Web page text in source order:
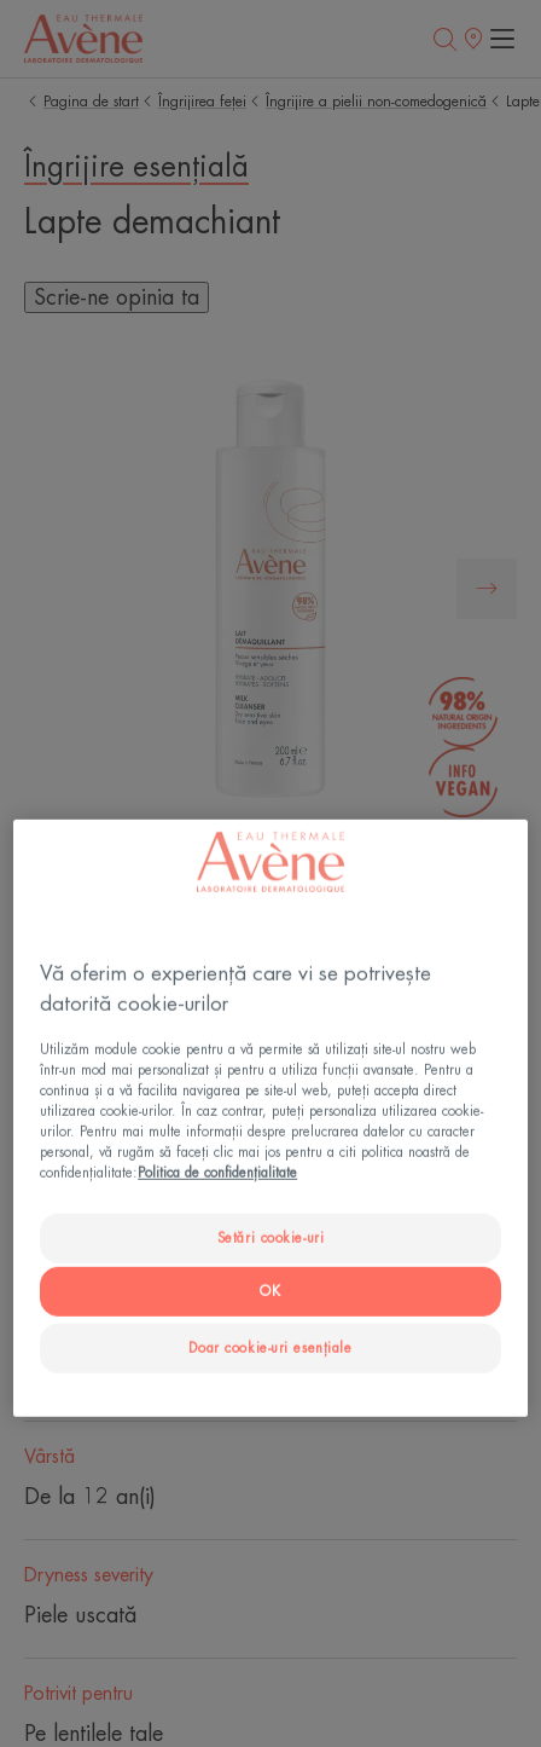
Retailerii
Pagina de start Îngrijirea feței Îngrijire a pielii non-comedogenică
Îngrijire esențială
Lapte demachiant
Scrie-ne opinia ta
Îndepărtează machiajul de pe pielea sensibilă
Formulă care conține 98% ingrediente de origine
naturală, fără ingrediente de origine animală,
reduce senzațiile de disconfort și strângere,
îndepărtează machiajul, hidratează* și protejează.
Curăță, îndepărtează machiajul, hidratează,
calmează
Vârstă
De la 12 an(i)
Dryness severity
Piele uscată
Potrivit pentru
Pe lentilele tale
Vă oferim o experiență care vi se potrivește
datorită cookie-urilor
Utilizăm module cookie pentru a vă permite să utilizați site-ul nostru web
într-un mod mai personalizat și pentru a utiliza funcții avansate. Pentru a
continua și a vă facilita navigarea pe site-ul web, puteți accepta direct
utilizarea cookie-urilor. În caz contrar, puteți personaliza utilizarea cookie-
urilor. Pentru mai multe informații despre prelucrarea datelor cu caracter
personal, vă rugăm să faceți clic mai jos pentru a citi politica noastră de
confidențialitate: Politica de confidențialitate
Setări cookie-uri
Doar cookie-uri esențiale
OK